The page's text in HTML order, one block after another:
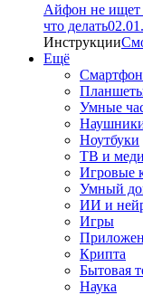
Айфон не ищет
что делать
Инструкции
Ещё
Умные
Ноутбуки
ТВ и
Игровые
Умный
ИИ и
Игры
Крипта
Бытовая
Наука